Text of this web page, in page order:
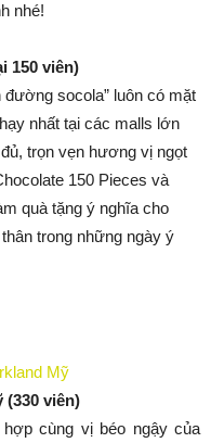
nhé!
150 viên)
socola” luôn có mặt
nhất tại các malls lớn
trọn vẹn hương vị ngọt
150 Pieces và
quà tặng ý nghĩa cho
trong những ngày ý
Mỹ
(330 viên)
cùng vị béo ngậy của